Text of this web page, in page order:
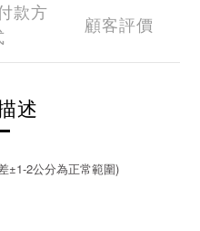
款方
顧客評價
述
±1-2公分為正常範圍)